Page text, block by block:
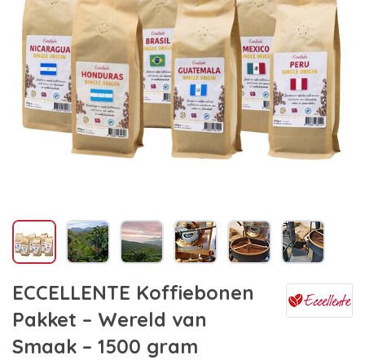
ECCELLENTE Koffiebonen
Pakket – Wereld van
Smaak – 1500 gram